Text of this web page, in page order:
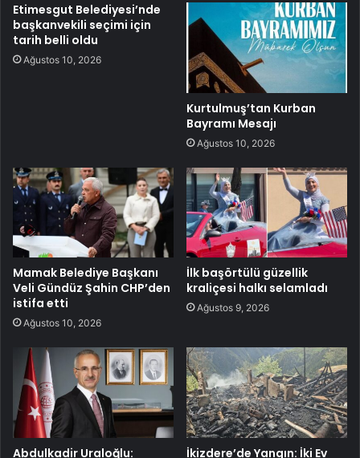
Etimesgut Belediyesi’nde
başkanvekili seçimi için
tarih belli oldu
Ağustos 10, 2026
Kurtulmuş’tan Kurban
Bayramı Mesajı
Ağustos 10, 2026
Mamak Belediye Başkanı
Veli Gündüz Şahin CHP’den
istifa etti
Ağustos 10, 2026
İlk başörtülü güzellik
kraliçesi halkı selamladı
Ağustos 9, 2026
Abdulkadir Uraloğlu: İkizdere’de Yangın: İki Ev